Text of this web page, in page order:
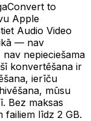
to
Apple
Audio Video
— nav
nepieciešama
konvertēšana ir
ierīču
mūsu
Bez maksas
failiem līdz 2 GB.